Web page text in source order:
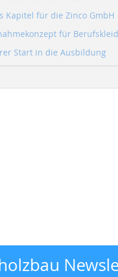
Kapitel für die Zinco GmbH
für
Start in die Ausbildung